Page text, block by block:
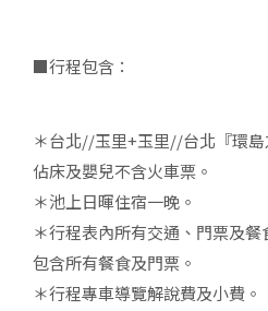
■行程包含：
＊台北//玉里+玉里//台北『環
佔床及嬰兒不含火車票。
＊池上日暉住宿一晚。
＊行程表內所有交通、門票及
包含所有餐食及門票。
＊行程專車導覽解說費及小費。